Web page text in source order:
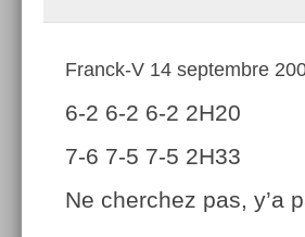
Franck-V 14 septembre
6-2 6-2 6-2 2H20
7-6 7-5 7-5 2H33
Ne cherchez pas, y’a